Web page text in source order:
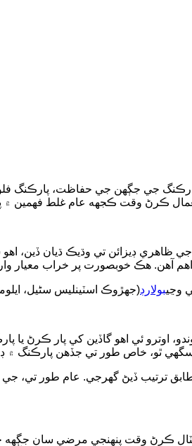
جي جڳهن جي حفاظت، پارڪنگ
ظاهري ڊيزائن تي وڌيڪ ڌيان ڏين،
وڃيبولارڊ
اوترو ئي اھو گاڏين کي پار ڪرڻ
ترتيب ڏيڻ گهرجي. عام طور تي، جي
ڪرڻ وقت پنهنجي مرضي سان